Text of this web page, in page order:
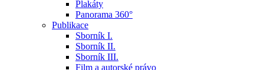
Plakáty
Panorama 360°
Publikace
Sborník I.
Sborník II.
Sborník III.
Film a autorské právo